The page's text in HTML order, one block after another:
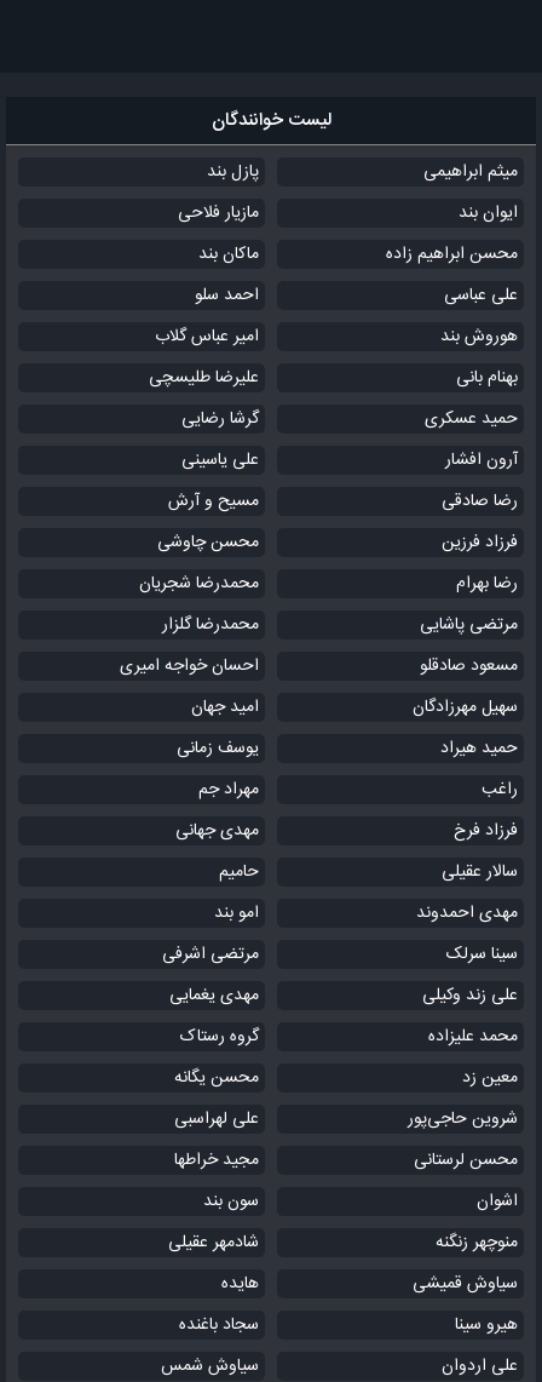
لیست خوانندگان
میثم ابراهیمی
پازل بند
ایوان بند
مازیار فلاحی
محسن ابراهیم زاده
ماکان بند
علی عباسی
احمد سلو
هوروش بند
امیر عباس گلاب
بهنام بانی
علیرضا طلیسچی
حمید عسکری
گرشا رضایی
آرون افشار
علی یاسینی
رضا صادقی
مسیح و آرش
فرزاد فرزین
محسن چاوشی
رضا بهرام
محمدرضا شجریان
مرتضی پاشایی
محمدرضا گلزار
مسعود صادقلو
احسان خواجه امیری
سهیل مهرزادگان
امید جهان
حمید هیراد
یوسف زمانی
راغب
مهراد جم
فرزاد فرخ
مهدی جهانی
سالار عقیلی
حامیم
مهدی احمدوند
امو بند
سینا سرلک
مرتضی اشرفی
علی زند وکیلی
مهدی یغمایی
محمد علیزاده
گروه رستاک
معین زد
محسن یگانه
شروین حاجی‌پور
علی لهراسبی
محسن لرستانی
مجید خراطها
اشوان
سون بند
منوچهر زنگنه
شادمهر عقیلی
سیاوش قمیشی
هایده
هیرو سینا
سجاد باغنده
علی اردوان
سیاوش شمس